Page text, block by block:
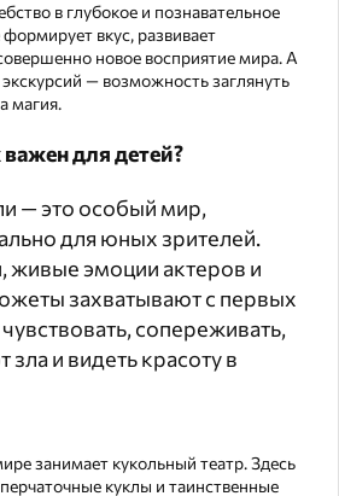
в глубокое и познавательное
вкус, развивает
новое восприятие мира. А
— возможность заглянуть
магия.
для детей?
— это особый мир,
для юных зрителей.
живые эмоции актеров и
захватывают с первых
сопереживать,
зла и видеть красоту в
занимает кукольный театр. Здесь
куклы и таинственные